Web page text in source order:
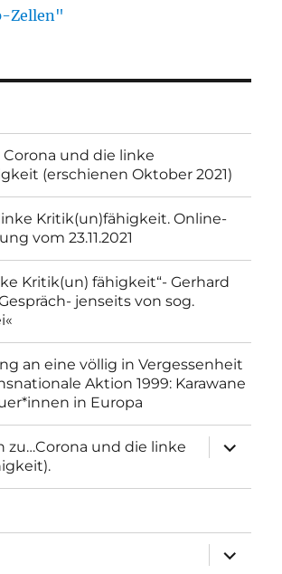
Zellen"
Corona und die linke
(erschienen Oktober 2021)
Kritik(un)fähigkeit. Online-
vom 23.11.2021
Kritik(un) fähigkeit“- Gerhard
jenseits von sog.
an eine völlig in Vergessenheit
Aktion 1999: Karawane
in Europa
zu…Corona und die linke
anzeigen
anzeigen